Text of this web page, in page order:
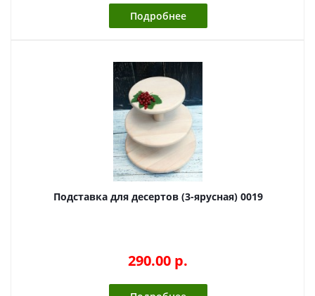
Подробнее
Подставка для десертов (3-ярусная) 0019
290.00 p.